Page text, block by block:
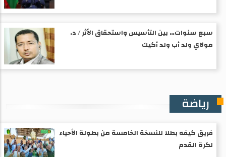
سبع سنوات… بين التأسيس واستحقاق الأثر / د.
مولاي ولد أب ولد أكيك
رياضة
فريق كيفه بطلا للنسخة الخامسة من بطولة الأحياء
لكرة القدم